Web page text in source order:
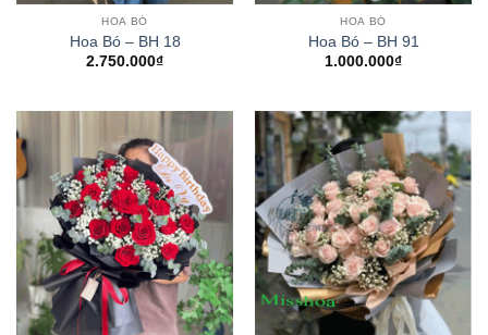
HOA BÓ
Hoa Bó – BH 18
2.750.000₫
HOA BÓ
Hoa Bó – BH 91
1.000.000₫